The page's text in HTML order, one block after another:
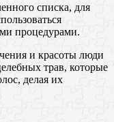
списка, для
процедурами.
и красоты люди
трав, которые
делая их